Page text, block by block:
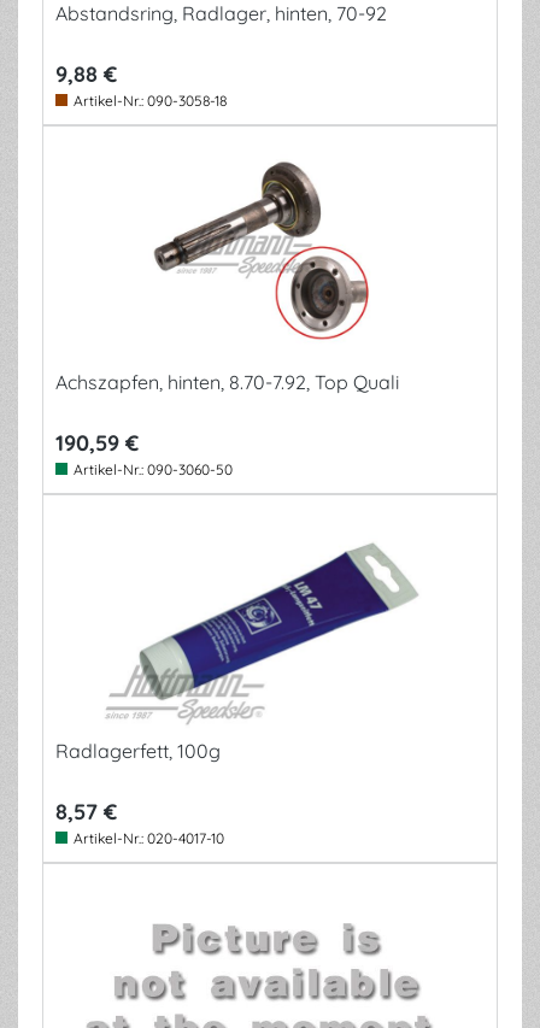
Abstandsring, Radlager, hinten, 70-92
9,88 €
Artikel-Nr.: 090-3058-18
Achszapfen, hinten, 8.70-7.92, Top Quali
190,59 €
Artikel-Nr.: 090-3060-50
Radlagerfett, 100g
8,57 €
Artikel-Nr.: 020-4017-10